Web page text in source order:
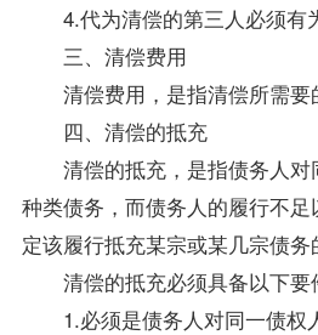
4.代为清偿的第三人必须有
三、清偿费用
清偿费用，是指清偿所需要
四、清偿的抵充
清偿的抵充，是指债务人对
种类债务，而债务人的履行不
定该履行抵充某宗或某几宗债务
清偿的抵充必须具备以下要
1.必须是债务人对同一债权人